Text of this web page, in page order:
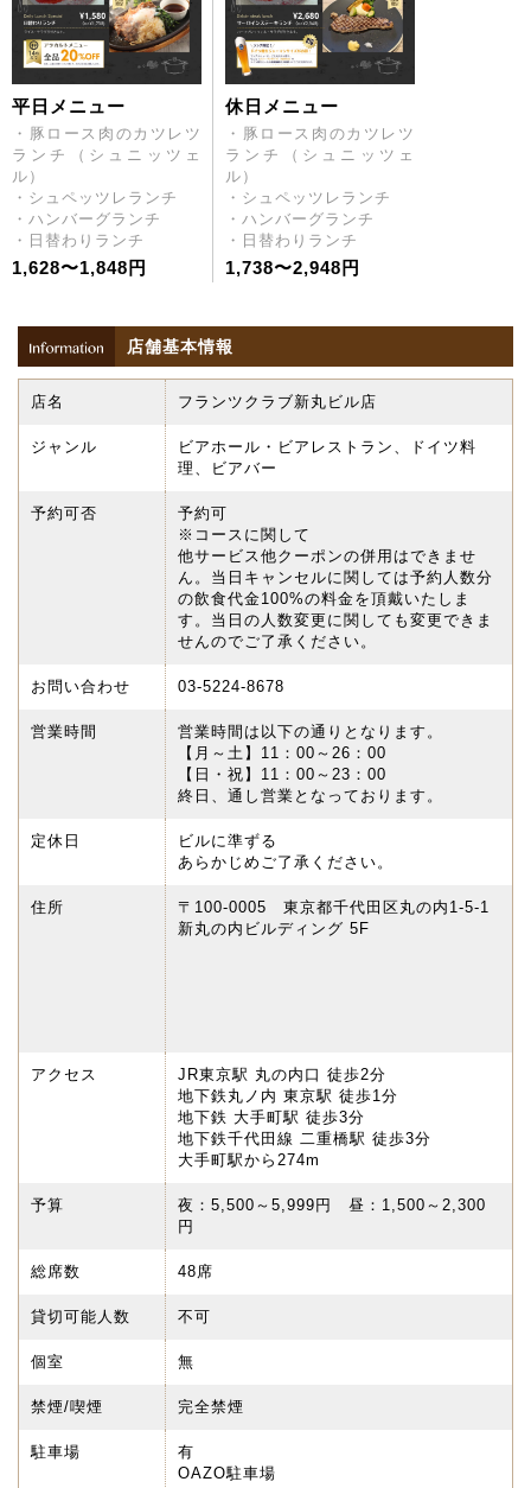
平日メニュー
・豚ロース肉のカツレツ
ランチ（シュニッツェ
ル）
・シュペッツレランチ
・ハンバーグランチ
・日替わりランチ
1,628〜1,848円
休日メニュー
・豚ロース肉のカツレツ
ランチ（シュニッツェ
ル）
・シュペッツレランチ
・ハンバーグランチ
・日替わりランチ
1,738〜2,948円
店舗基本情報
店名 フランツクラブ新丸ビル店
ジャンル
ビアホール・ビアレストラン、ドイツ料
理、ビアバー
予約可否
予約可
※コースに関して
他サービス他クーポンの併用はできませ
ん。当日キャンセルに関しては予約人数分
の飲食代金100%の料金を頂戴いたしま
す。当日の人数変更に関しても変更できま
せんのでご了承ください。
お問い合わせ 03-5224-8678
営業時間
営業時間は以下の通りとなります。
【月～土】11：00～26：00
【日・祝】11：00～23：00
終日、通し営業となっております。
定休日
ビルに準ずる
あらかじめご了承ください。
住所
〒100-0005 東京都千代田区丸の内1-5-1
新丸の内ビルディング 5F
アクセス
JR東京駅 丸の内口 徒歩2分
地下鉄丸ノ内 東京駅 徒歩1分
地下鉄 大手町駅 徒歩3分
地下鉄千代田線 二重橋駅 徒歩3分
大手町駅から274m
予算
夜：5,500～5,999円 昼：1,500～2,300
円
総席数 48席
貸切可能人数 不可
個室 無
禁煙/喫煙 完全禁煙
駐車場
有
OAZO駐車場